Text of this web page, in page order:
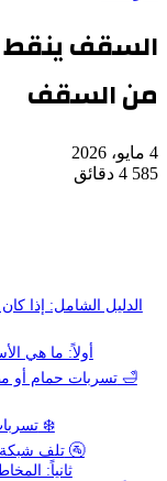
السقف ينقط
من السقف
4 مايو، 2026
585 4 دقائق
الدليل الشامل: إذا
🔍 أولاً: ما هي
1. تسربات حمام أو مطبخ الجار العلوي (الطابق الذي يعلوك) 🛁
3. تسربات أجهزة التكييف المركزي أو الاسبليت ❄️
4. تلف شبكة التدفئة الأرضية أو المواسير المشتركة 🚰
🚨 ثانياً: